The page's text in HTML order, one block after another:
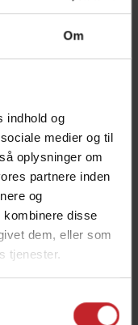
Om
indhold og
medier og til
oplysninger om
partnere inden
og
kombinere disse
dem, eller som
tjenester.
et tandskær.
været dets
store
grund af
på Seed